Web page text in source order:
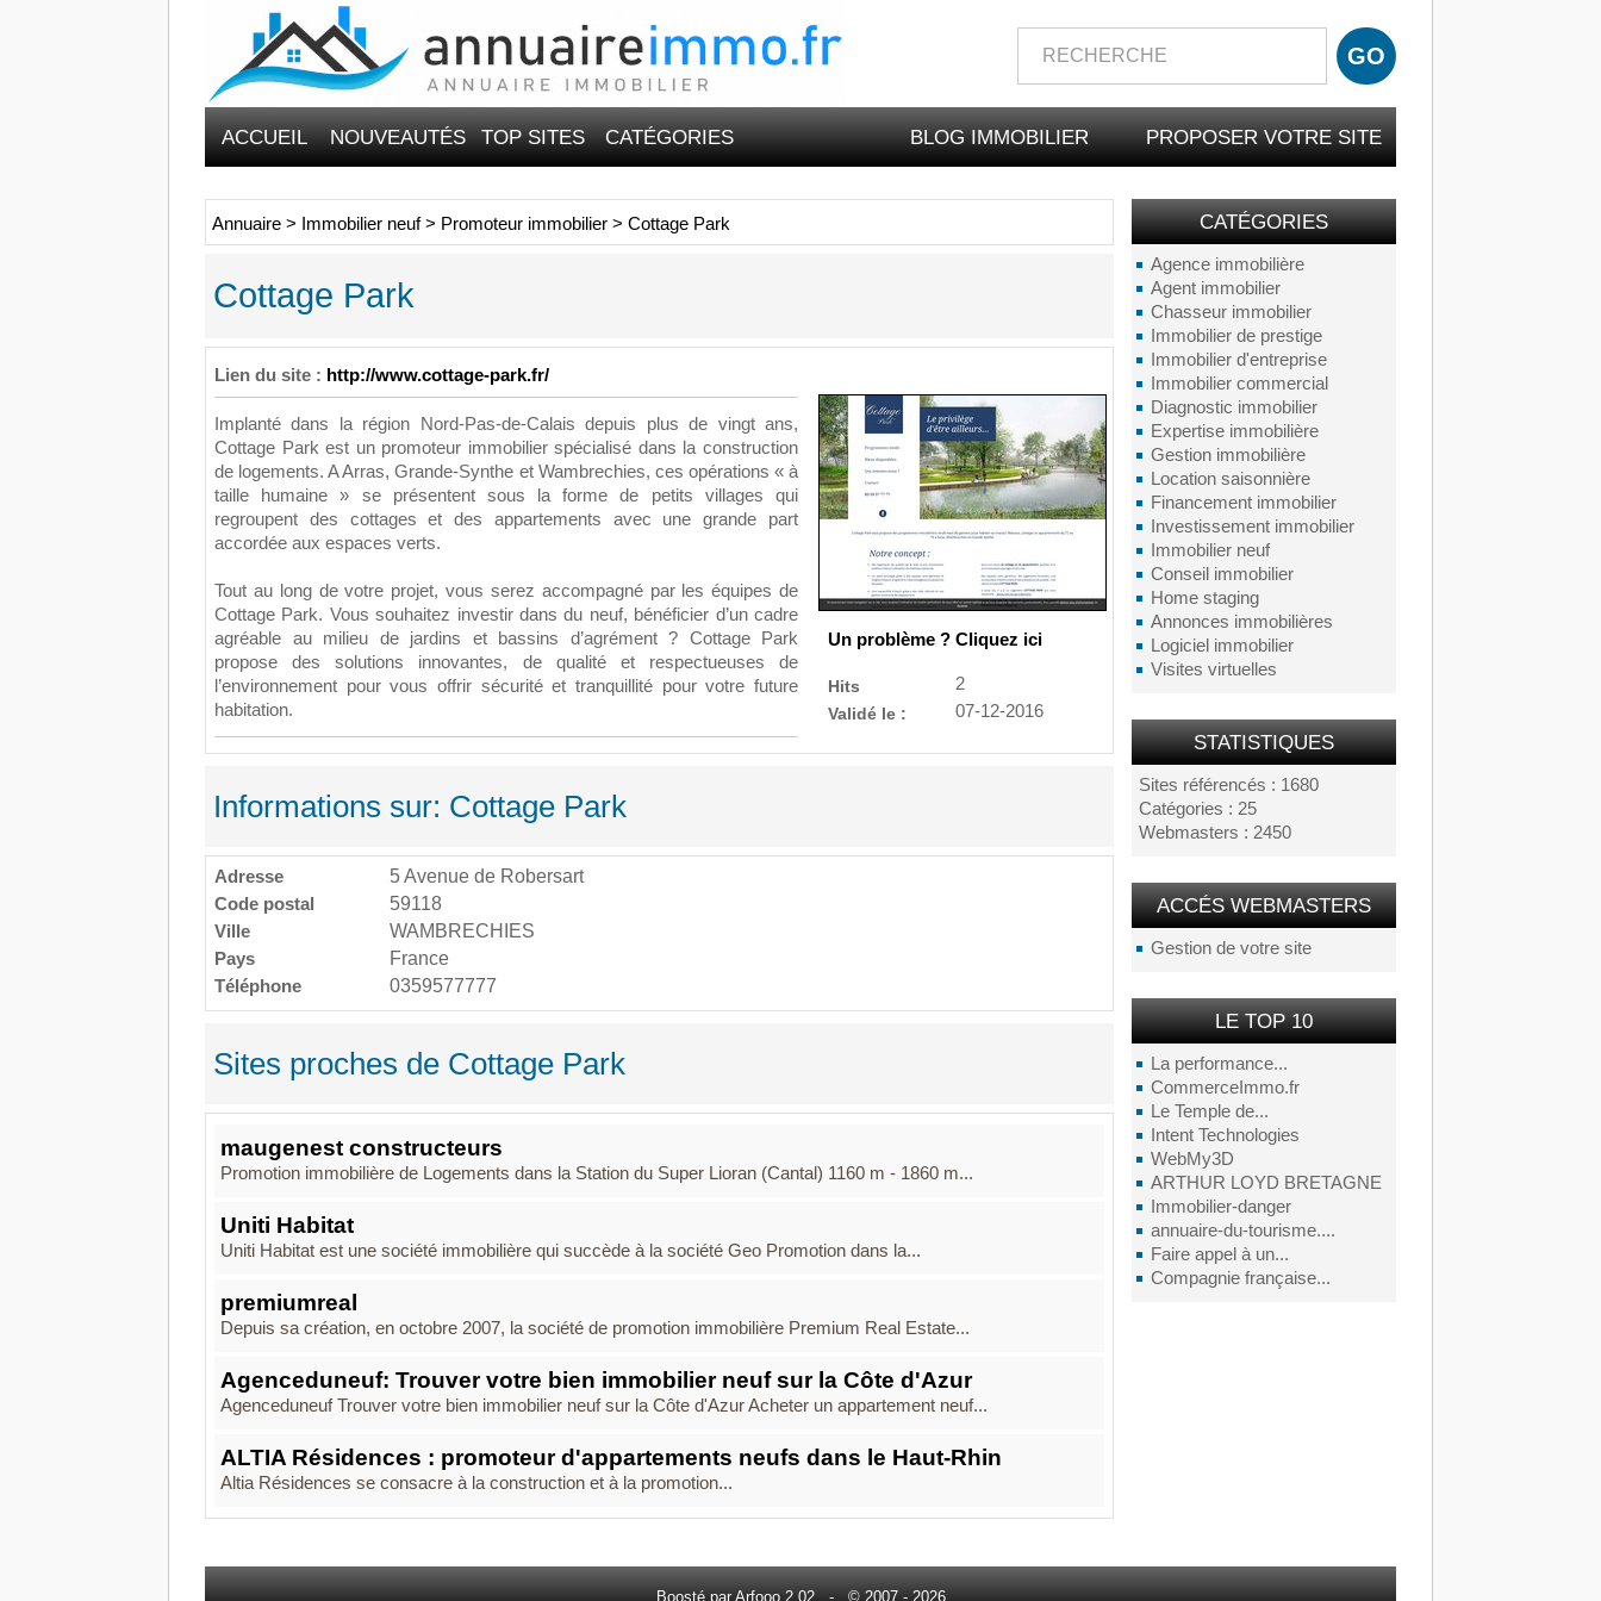
ACCUEIL NOUVEAUTÉS TOP SITES CATÉGORIES PROPOSER VOTRE SITE
BLOG IMMOBILIER
CATÉGORIES
Agence immobilière
Agent immobilier
Chasseur immobilier
Immobilier de prestige
Immobilier d'entreprise
Immobilier commercial
Diagnostic immobilier
Expertise immobilière
Gestion immobilière
Location saisonnière
Financement immobilier
Investissement immobilier
Immobilier neuf
Conseil immobilier
Home staging
Annonces immobilières
Logiciel immobilier
Visites virtuelles
STATISTIQUES
Sites référencés : 1680
Catégories : 25
Webmasters : 2450
ACCÉS WEBMASTERS
Gestion de votre site
LE TOP 10
La performance...
CommerceImmo.fr
Le Temple de...
Intent Technologies
WebMy3D
ARTHUR LOYD BRETAGNE
Immobilier-danger
annuaire-du-tourisme....
Faire appel à un...
Compagnie française...
Annuaire > Immobilier neuf> Promoteur immobilier > Cottage Park
Cottage Park
Lien du site : http://www.cottage-park.fr/
Implanté dans la région Nord-Pas-de-Calais depuis plus de vingt ans,
Cottage Park est un promoteur immobilier spécialisé dans la construction
de logements. A Arras, Grande-Synthe et Wambrechies, ces opérations « à
taille humaine » se présentent sous la forme de petits villages qui
regroupent des cottages et des appartements avec une grande part
accordée aux espaces verts.
Tout au long de votre projet, vous serez accompagné par les équipes de
Cottage Park. Vous souhaitez investir dans du neuf, bénéficier d’un cadre
agréable au milieu de jardins et bassins d’agrément ? Cottage Park
propose des solutions innovantes, de qualité et respectueuses de
l’environnement pour vous offrir sécurité et tranquillité pour votre future
habitation.
Un problème ? Cliquez ici
Hits
2
Validé le :
07-12-2016
Informations sur: Cottage Park
Adresse
5 Avenue de Robersart
Code postal
59118
Ville
WAMBRECHIES
Pays
France
Téléphone
0359577777
Sites proches de Cottage Park
maugenest constructeurs
Promotion immobilière de Logements dans la Station du Super Lioran (Cantal) 1160 m - 1860 m...
Uniti Habitat
Uniti Habitat est une société immobilière qui succède à la société Geo Promotion dans la...
premiumreal
Depuis sa création, en octobre 2007, la société de promotion immobilière Premium Real Estate...
Agenceduneuf: Trouver votre bien immobilier neuf sur la Côte d'Azur
Agenceduneuf Trouver votre bien immobilier neuf sur la Côte d'Azur Acheter un appartement neuf...
ALTIA Résidences : promoteur d'appartements neufs dans le Haut-Rhin
Altia Résidences se consacre à la construction et à la promotion...
Boosté par Arfooo 2.02 - © 2007 - 2026